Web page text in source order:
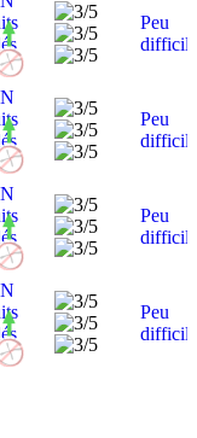
Peu
Peu
Peu
Peu